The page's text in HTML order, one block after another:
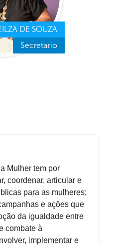
DE SOUZA
Secretario
Mulher tem por
coordenar, articular e
para as mulheres;
e ações que
da igualdade entre
combate à
implementar e